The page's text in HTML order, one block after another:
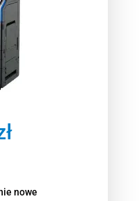
nowe